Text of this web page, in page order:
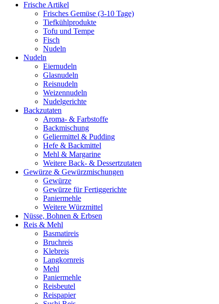
Frische Artikel
Frisches Gemüse (3-10 Tage)
Tiefkühlprodukte
Tofu und Tempe
Fisch
Nudeln
Nudeln
Eiernudeln
Glasnudeln
Reisnudeln
Weizennudeln
Nudelgerichte
Backzutaten
Aroma- & Farbstoffe
Backmischung
Geliermittel & Pudding
Hefe & Backmittel
Mehl & Margarine
Weitere Back- & Dessertzutaten
Gewürze & Gewürzmischungen
Gewürze
Gewürze für Fertiggerichte
Paniermehle
Weitere Würzmittel
Nüsse, Bohnen & Erbsen
Reis & Mehl
Basmatireis
Bruchreis
Klebreis
Langkornreis
Mehl
Paniermehle
Reisbeutel
Reispapier